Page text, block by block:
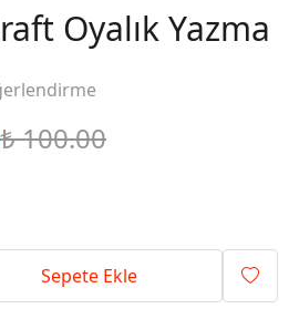
Oyalık Yazma
₺ 100.00
Sepete Ekle